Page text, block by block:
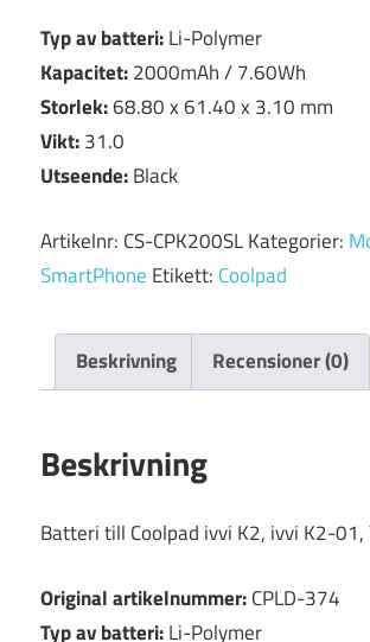
Typ av batteri:Li-Polymer
Kapacitet:2000mAh / 7.60Wh
Storlek:68.80 x 61.40 x 3.10 mm
Vikt:31.0
Utseende:Black
Artikelnr: CS-CPK200SLKategorier:
SmartPhone Etikett: Coolpad
Beskrivning Recensioner (0)
Beskrivning
Batteri till Coolpad ivvi K2, ivvi K2-01,
Original artikelnummer:CPLD-374
Typ av batteri:Li-Polymer